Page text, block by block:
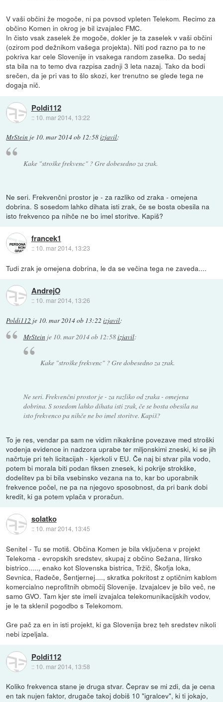
V vaši občini že mogoče, ni pa povsod vpleten Telekom. Recimo za
občino Komen in okrog je bil izvajalec FMC.
In čisto vsak zaselek že mogoče, dokler je ta zaselek v vaši občini
(ozirom pod dežnikom vašega projekta). Niti pod razno pa to ne
pokriva kar cele Slovenije in vsakega random zaselka. Do sedaj
sta bila na to temo dva razpisa zadnji 3 leta nazaj. Tako da bodi
srečen, da je pri vas to šlo skozi, ker trenutno se glede tega ne
dogaja nič.
Poldi112
:: 10. mar 2014, 13:22
MrStein je 10. mar 2014 ob 12:58izjavil:
Kake "stroške frekvenc" ? Gre dobesedno za zrak.
Ne seri. Frekvenčni prostor je - za razliko od zraka - omejena
dobrina. S sosedom lahko dihata isti zrak, če se bosta obesila na
isto frekvenco pa nihče ne bo imel storitve. Kapiš?
francek1
:: 10. mar 2014, 13:23
Tudi zrak je omejena dobrina, le da se večina tega ne zaveda....
AndrejO
:: 10. mar 2014, 13:26
Poldi112 je 10. mar 2014 ob 13:22 izjavil:
MrSteinje 10. mar 2014 ob 12:58izjavil:
Kake "stroške frekvenc" ? Gre dobesedno za zrak.
Ne seri. Frekvenčni prostor je - za razliko od zraka - omejena
dobrina. S sosedom lahko dihata isti zrak, če se bosta obesila na
isto frekvenco pa nihče ne bo imel storitve. Kapiš?
To je res, vendar pa sam ne vidim nikakršne povezave med stroški
vodenja evidence in nadzora uprabe ter miljonskimi zneski, ki se jih
načrtuje pri teh licitacijah - kjerkoli v EU. Če naj bi stvar pila vodo,
potem bi morala biti podan fiksen znesek, ki pokrije strokške,
dodelitev pa bi bila vsebinsko vezana na to, kar bo uporabnik
frekvence počel, ne pa na njegovo sposobnost, da pri bank dobi
kredit, ki ga potem vplača v proračun.
solatko
:: 10. mar 2014, 13:45
Senitel - Tu se motiš. Občina Komen je bila vključena v projekt
Telekoma - evropskih sredstev, skupaj z občino Sežana, Ilirsko
bistrico....., enako kot Slovenska bistrica, Tržič, Škofja loka,
Sevnica, Radeče, Šentjernej...., skratka pokritost z optičnim kablom
komercialno neprofitnih območij Slovenije. Izvajalcev je bilo več, ne
samo GVO. Tam kjer ste imeli izvajalca telekomunikacijskih vodov,
je le ta sklenil pogodbo s Telekomom.
Gre pač za en in isti projekt, ki ga Slovenija brez teh sredstev nikoli
nebi izpeljala.
Poldi112
:: 10. mar 2014, 13:58
Koliko frekvenca stane je druga stvar. Čeprav se mi zdi, da je cena
en tak nujen faktor, drugače takoj dobiš 10 "igralcev", ki ti jokajo,